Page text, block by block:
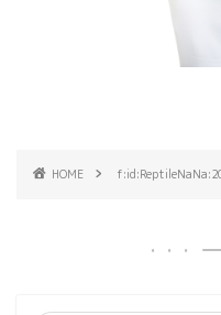
HOME